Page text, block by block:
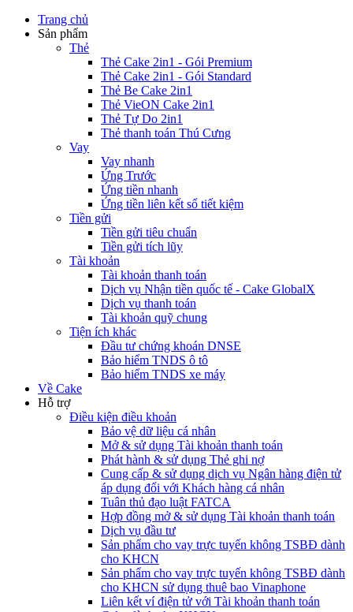
Trang chủ
Sản phẩm
Thẻ
Thẻ Cake 2in1 - Gói Premium
Thẻ Cake 2in1 - Gói Standard
Thẻ Be Cake 2in1
Thẻ VieON Cake 2in1
Thẻ Tự Do 2in1
Thẻ thanh toán Thú Cưng
Vay
Vay nhanh
Ứng Trước
Ứng tiền nhanh
Ứng tiền liên kết sổ tiết kiệm
Tiền gửi
Tiền gửi tiêu chuẩn
Tiền gửi tích lũy
Tài khoản
Tài khoản thanh toán
Dịch vụ Nhận tiền quốc tế - Cake GlobalX
Dịch vụ thanh toán
Tài khoản quỹ chung
Tiện ích khác
Đầu tư chứng khoán DNSE
Bảo hiểm TNDS ô tô
Bảo hiểm TNDS xe máy
Về Cake
Hỗ trợ
Điều kiện điều khoản
Bảo vệ dữ liệu cá nhân
Mở & sử dụng Tài khoản thanh toán
Phát hành & sử dụng Thẻ ghi nợ
Cung cấp & sử dụng dịch vụ Ngân hàng điện tử
áp dụng đối với Khách hàng cá nhân
Tuân thủ đạo luật FATCA
Hợp đồng mở & sử dụng Tài khoản thanh toán
Dịch vụ đầu tư
Sản phẩm cho vay trực tuyến không TSBĐ dành
cho KHCN
Sản phẩm cho vay trực tuyến không TSBĐ dành
cho KHCN sử dụng thuê bao Vinaphone
Liên kết ví điện tử với Tài khoản thanh toán